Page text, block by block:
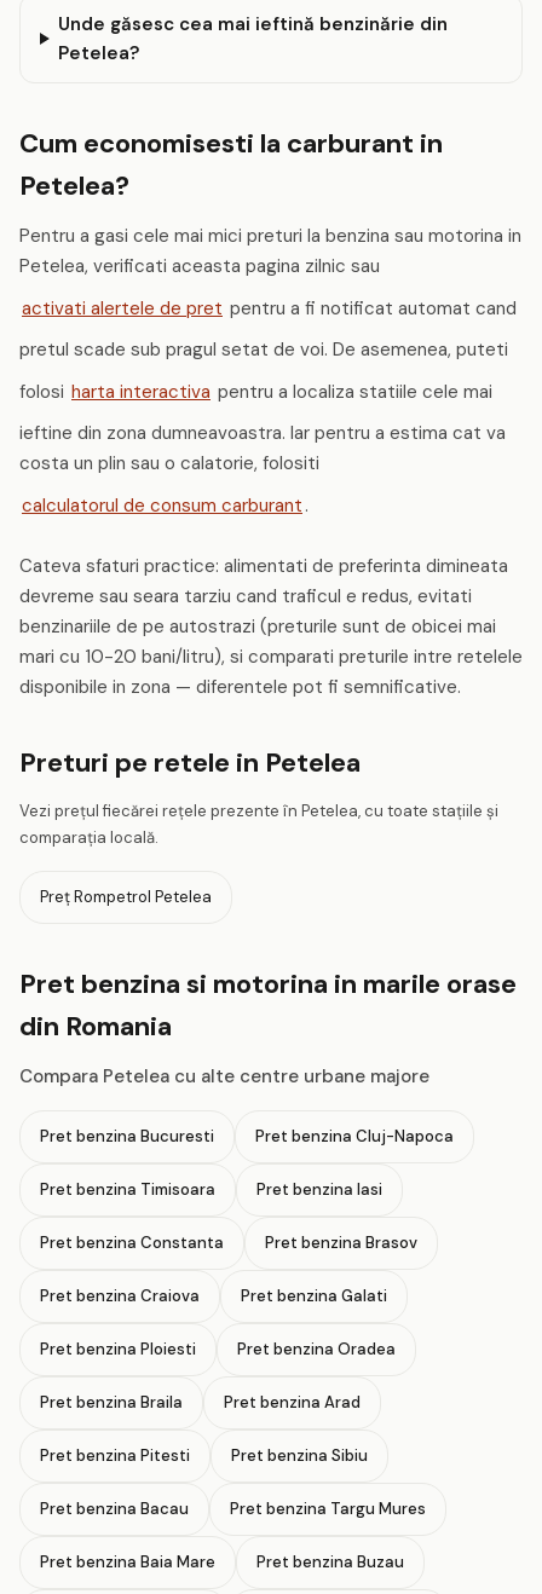
Unde găsesc cea mai ieftină benzinărie din
Petelea?
Cum economisesti la carburant in
Petelea?
Pentru a gasi cele mai mici preturi la benzina sau motorina in
Petelea, verificati aceasta pagina zilnic sau
activati alertele de pret pentru a fi notificat automat cand
pretul scade sub pragul setat de voi. De asemenea, puteti
folosi harta interactiva pentru a localiza statiile cele mai
ieftine din zona dumneavoastra. Iar pentru a estima cat va
costa un plin sau o calatorie, folositi
calculatorul de consum carburant .
Cateva sfaturi practice: alimentati de preferinta dimineata
devreme sau seara tarziu cand traficul e redus, evitati
benzinariile de pe autostrazi (preturile sunt de obicei mai
mari cu 10-20 bani/litru), si comparati preturile intre retelele
disponibile in zona — diferentele pot fi semnificative.
Preturi pe retele in Petelea
Vezi prețul fiecărei rețele prezente în Petelea, cu toate stațiile și
comparația locală.
Preț Rompetrol Petelea
Pret benzina si motorina in marile orase
din Romania
Compara Petelea cu alte centre urbane majore
Pret benzina Bucuresti Pret benzina Cluj-Napoca
Pret benzina Timisoara Pret benzina Iasi
Pret benzina Constanta Pret benzina Brasov
Pret benzina Craiova Pret benzina Galati
Pret benzina Ploiesti Pret benzina Oradea
Pret benzina Braila Pret benzina Arad
Pret benzina Pitesti Pret benzina Sibiu
Pret benzina Bacau Pret benzina Targu Mures
Pret benzina Baia Mare Pret benzina Buzau